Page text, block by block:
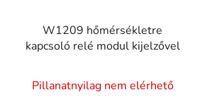
W1209 hőmérsékletre
kapcsoló relé modul kijelzővel
termék
Pillanatnyilag nem elérhető